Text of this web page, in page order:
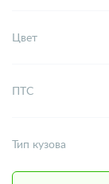
Цвет
ПТС
Тип кузова